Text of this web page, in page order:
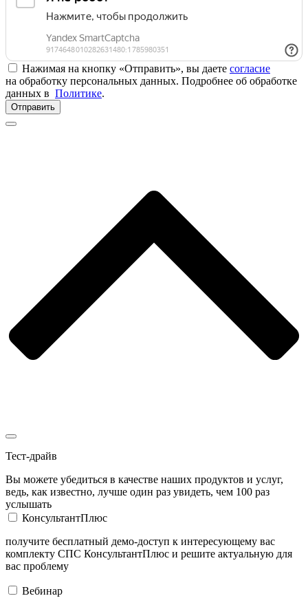
Нажимая на кнопку «Отправить», вы даете согласие
на обработку персональных данных. Подробнее об обработке
данных в Политике.
Отправить
Тест-драйв
Вы можете убедиться в качестве наших продуктов и услуг,
ведь, как известно, лучше один раз увидеть, чем 100 раз
услышать
КонсультантПлюс
получите бесплатный демо-доступ к интересующему вас
комплекту СПС КонсультантПлюс и решите актуальную для
вас проблему
Вебинар